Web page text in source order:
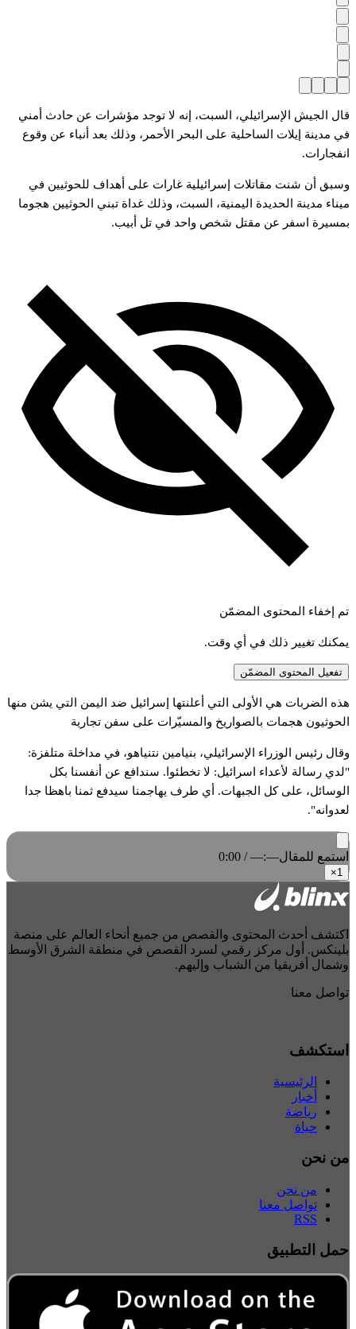
قال الجيش الإسرائيلي، السبت، إنه لا توجد مؤشرات عن حادث أمني
في مدينة إيلات الساحلية على البحر الأحمر، وذلك بعد أنباء عن وقوع
انفجارات.
وسبق أن شنت مقاتلات إسرائيلية غارات على أهداف للحوثيين في
ميناء مدينة الحديدة اليمنية، السبت، وذلك غداة تبني الحوثيين هجوما
بمسيرة اسفر عن مقتل شخص واحد في تل أبيب.
تم إخفاء المحتوى المضمّن
يمكنك تغيير ذلك في أي وقت.
تفعيل المحتوى المضمّن
هذه الضربات هي الأولى التي أعلنتها إسرائيل ضد اليمن التي يشن منها
الحوثيون هجمات بالصواريخ والمسيّرات على سفن تجارية
وقال رئيس الوزراء الإسرائيلي، بنيامين نتنياهو، في مداخلة متلفزة:
"لدي رسالة لأعداء اسرائيل: لا تخطئوا. سندافع عن أنفسنا بكل
الوسائل، على كل الجبهات. أي طرف يهاجمنا سيدفع ثمنا باهظا جدا
لعدوانه".
استمع للمقال0:00 / —:—
1
×
اكتشف أحدث المحتوى والقصص من جميع أنحاء العالم على منصة
بلينكس. أول مركز رقمي لسرد القصص في منطقة الشرق الأوسط
وشمال أفريقيا من الشباب وإليهم.
تواصل معنا
استكشف
الرئيسية
أخبار
رياضة
حياة
من نحن
من نحن
تواصل معنا
RSS
حمل التطبيق